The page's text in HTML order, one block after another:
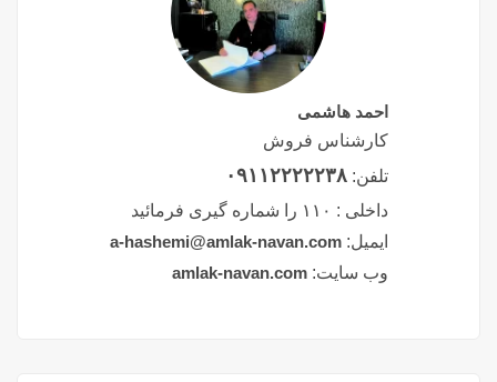
احمد هاشمی
کارشناس فروش
تلفن: ۰۹۱۱۲۲۲۲۲۳۸
داخلی : ۱۱۰ را شماره گیری فرمائید
ایمیل: a-hashemi@amlak-navan.com
وب سایت: amlak-navan.com